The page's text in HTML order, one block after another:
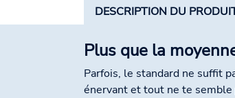
DESCRIPTION DU
Plus que la
Parfois, le standard ne suffit
énervant et tout ne te